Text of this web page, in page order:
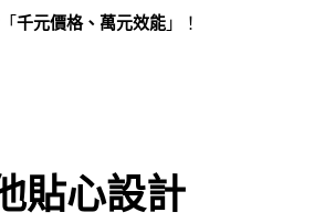
千元價格、萬元效能 」！
貼心設計